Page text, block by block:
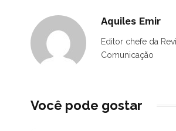
Aquiles Emir
Editor chefe da
Comunicação
Você pode gostar